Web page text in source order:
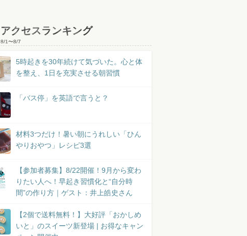
アクセスランキング
8/1〜8/7
5時起きを30年続けて気づいた。心と体
を整え、1日を充実させる朝習慣
「バス停」を英語で言うと？
材料3つだけ！暑い朝にうれしい「ひん
やりおやつ」レシピ3選
【参加者募集】8/22開催！9月から変わ
りたい人へ！早起き習慣化と“自分時
間”の作り方｜ゲスト：井上皓史さん
【2個で送料無料！】大好評「おかしめ
いと」のスイーツ新登場 | お得なキャン